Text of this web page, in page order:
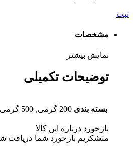
ثبت
مشخصات
نمایش بیشتر
توضیحات تکمیلی
بسته بندی 200 گرمی, 500 گرمی, 1000 گرمی
بازخورد درباره این کالا
متشکریم بازخورد شما دریافت